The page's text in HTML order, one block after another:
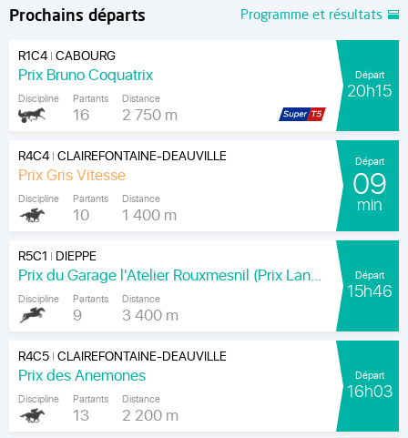
Prochains départs Programme et résultats
R1C4|CABOURG
Prix Bruno Coquatrix
Discipline Partants
16
Distance
2 750 m
Départ
20h15
R4C4|CLAIREFONTAINE-DEAUVILLE
Prix Gris Vitesse
Discipline Partants
10
Distance
1 400 m
Départ
09
min
R5C1 | DIEPPE
Prix du Garage l'Atelier Rouxmesnil (Prix Lands End)
Discipline Partants
9
Distance
3 400 m
Départ
15h46
R4C5|CLAIREFONTAINE-DEAUVILLE
Prix des Anemones
Discipline Partants
13
Distance
2 200 m
Départ
16h03